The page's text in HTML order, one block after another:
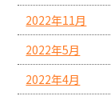
2022年11月
2022年5月
2022年4月